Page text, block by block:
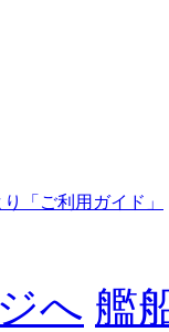
「ご利用ガイド」
へ 艦